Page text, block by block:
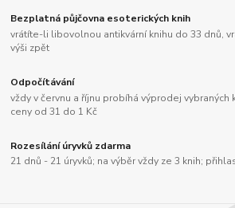
Bezplatná půjčovna esoterických knih
vrátíte-li libovolnou antikvární knihu do 33 dnů,
výši zpět
Odpočítávání
vždy v červnu a říjnu probíhá výprodej vybraných
ceny od 31 do 1 Kč
Rozesílání úryvků zdarma
21 dnů - 21 úryvků; na výběr vždy ze 3 knih;